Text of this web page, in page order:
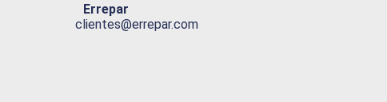
Errepar
clientes@errepar.com